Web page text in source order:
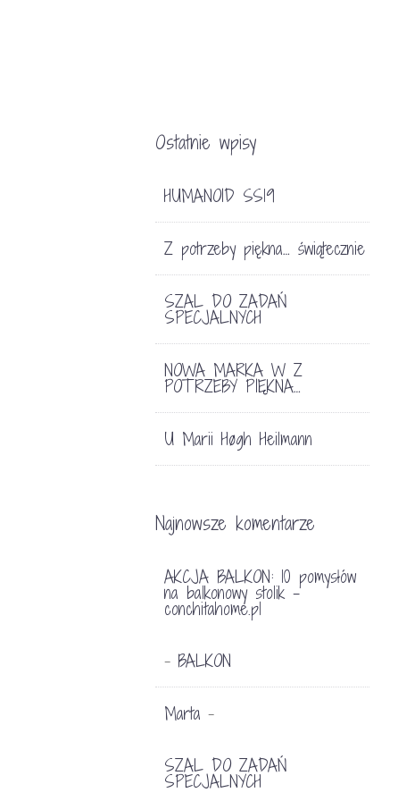
Ostatnie wpisy
HUMANOID SS19
Z potrzeby piękna… świątecznie
SZAL DO ZADAŃ
SPECJALNYCH
NOWA MARKA W Z
POTRZEBY PIĘKNA…
U Marii Høgh Heilmann
Najnowsze komentarze
AKCJA BALKON: 10 pomysłów
na balkonowy stolik -
conchitahome.pl
- BALKON
Marta -
SZAL DO ZADAŃ
SPECJALNYCH